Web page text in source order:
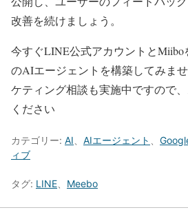
改善を続けましょう。
今すぐLINE公式アカウントと
のAIエージェントを構築してみま
ケティング相談も実施中ですので
ください
カテゴリー: AI AIエージェント
ィブ
タグ: LINE Meebo